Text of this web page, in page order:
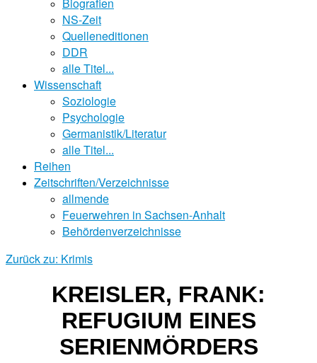
NS-Zeit
Quelleneditionen
DDR
alle Titel...
Wissenschaft
Soziologie
Psychologie
Germanistik/Literatur
alle Titel...
Reihen
Zeitschriften/Verzeichnisse
allmende
Feuerwehren in Sachsen-Anhalt
Behördenverzeichnisse
Zurück zu: Krimis
KREISLER, FRANK:
REFUGIUM EINES
SERIENMÖRDERS